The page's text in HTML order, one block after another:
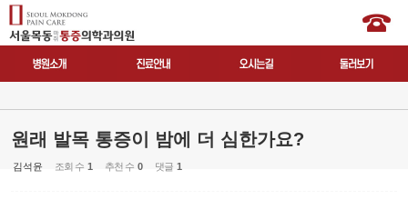
원래 발목 통증이 밤에 더 심한가요?
김석윤 조회 수 1 추천 수 0 댓글 1